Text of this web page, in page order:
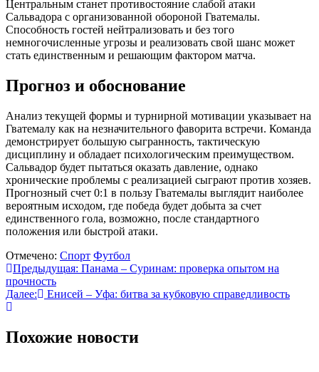
Центральным станет противостояние слабой атаки
Сальвадора с организованной обороной Гватемалы.
Способность гостей нейтрализовать и без того
немногочисленные угрозы и реализовать свой шанс может
стать единственным и решающим фактором матча.
Прогноз и обоснование
Анализ текущей формы и турнирной мотивации указывает на
Гватемалу как на незначительного фаворита встречи. Команда
демонстрирует большую сыгранность, тактическую
дисциплину и обладает психологическим преимуществом.
Сальвадор будет пытаться оказать давление, однако
хронические проблемы с реализацией сыграют против хозяев.
Прогнозный счет 0:1 в пользу Гватемалы выглядит наиболее
вероятным исходом, где победа будет добыта за счет
единственного гола, возможно, после стандартного
положения или быстрой атаки.
Отмечено: Спорт Футбол
Навигация
по
записям
Предыдущая: Панама – Суринам: проверка опытом на
прочность
Далее:
Енисей – Уфа: битва за кубковую справедливость
Похожие новости